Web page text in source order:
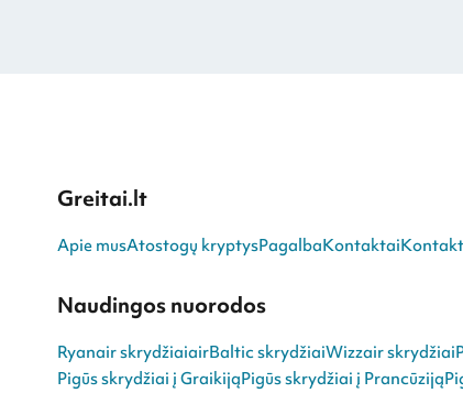
Greitai.lt
Apie musAtostogų kryptysPagalbaKontaktai
Naudingos nuorodos
Ryanair skrydžiaiairBaltic skrydžiaiWizzair skrydžiai
Pigūs skrydžiai į GraikijąPigūs skrydžiai į Prancūziją